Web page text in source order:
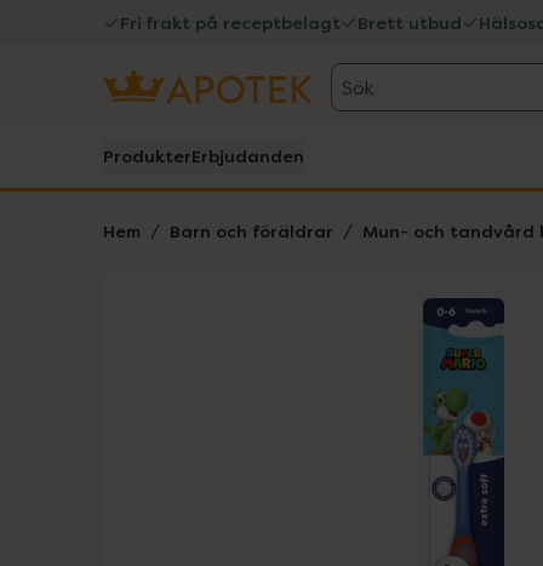
Fri frakt på receptbelagt Brett utbud
Sök
ProdukterErbjudanden
Hem Barn och föräldrar Mun- och tandvård
Lista: . Innehåller 6 objekt.